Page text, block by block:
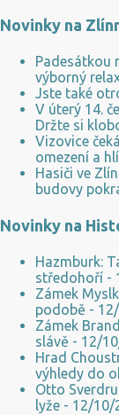
viru z člověka na
právě tehdy, kdy
sychravá, kdy
viriony Současně
vysušuje sliznice.
lidského
Novinky na
Padesátkou
výborný
Jste také
V úterý 14.
Držte si
Vizovice
omezení a
Hasiči ve
budovy
Novinky na
Hazmburk:
středohoří -
Zámek
podobě -
Zámek
slávě - 12/
Hrad
výhledy do
Otto
lyže - 12/10/